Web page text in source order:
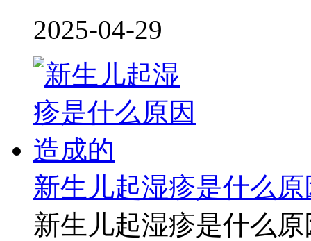
2025-04-29
新生儿起湿疹是什么
新生儿起湿疹是什么